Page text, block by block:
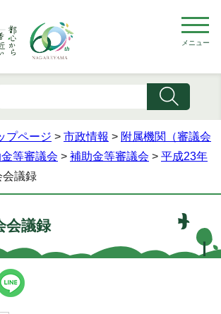
メニュー
プページ > 市政情報 > 附属機関（審議会
等審議会 > 補助金等審議会 > 平成23年
会議録
会議録